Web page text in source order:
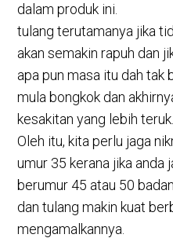
dalam produk ini.
tulang terutamanya jika
akan semakin rapuh dan
apa pun masa itu dah tak
mula bongkok dan
kesakitan yang lebih teruk.
Oleh itu, kita perlu jaga
umur 35 kerana jika anda
berumur 45 atau 50
dan tulang makin kuat
mengamalkannya.